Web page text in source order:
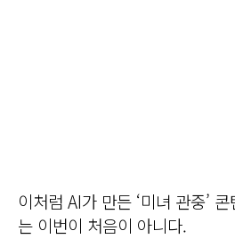
이처럼 AI가 만든 ‘미녀 관중’
는 이번이 처음이 아니다.